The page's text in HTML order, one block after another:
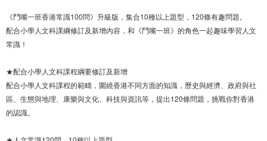
《鬥嘴一班香港常識100問》升級版，集合10種以上題型，120條有趣問題。
配合小學人文科課綱修訂及新增內容，和《鬥嘴一班》的角色一起趣味學習人文
常識！
★配合小學人文科課程綱要修訂及新增
配合小學人文科課程的範疇，圍繞香港不同方面的知識，歷史與經濟、政府與社
區、生態與地理、康樂與文化、科技與資訊等，提出120條問題，挑戰你對香港
的認識。